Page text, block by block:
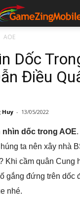
AOE
Dốc
Điều
Huy - 13/05/2022
nhìn dốc trong AOE
ta nên xây nhà
Khi cầm quân Cung
gắng đứng trên dốc
nhé.